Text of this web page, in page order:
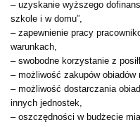
– uzyskanie wyższego
szkole i w domu”,
– zapewnienie pracy
warunkach,
– swobodne korzystanie z
– możliwość zakupów obiadów
– możliwość dostarczania
innych jednostek,
– oszczędności w budżecie